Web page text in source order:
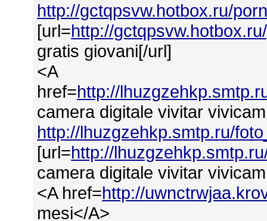
http://gctqpsvw.hotbox.ru/
[url=http://
gratis giovani[/url]
<A
href=http://
camera digitale vivitar
http://lhuzgzehkp.smtp.ru/
[url=http://
camera digitale vivitar
<A href=http://
mesi</A>